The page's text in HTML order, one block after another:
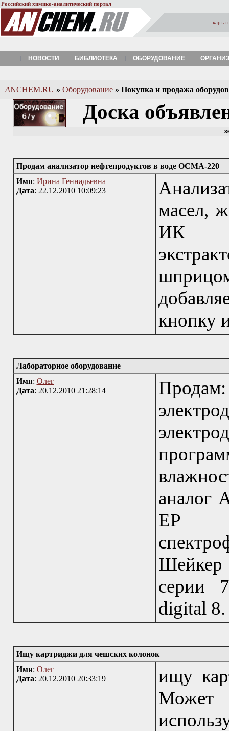
Российский химико-аналитический портал
карта
НОВОСТИ БИБЛИОТЕКА ОБОРУДОВАНИЕ
ANCHEM.RU » Оборудование » Покупка и продажа
Доска
Продам анализатор нефтепродуктов в воде OCMA-220
Имя: Ирина Геннадьевна
Дата: 22.12.2010 10:09:23
масел,
ИК
кнопку
Лабораторное оборудование
Имя: Олег
Дата: 20.12.2010 21:28:14
аналог
EP
серии
digital
Ищу картриджи для чешских колонок
Имя: Олег
Дата: 20.12.2010 20:33:19
ищу